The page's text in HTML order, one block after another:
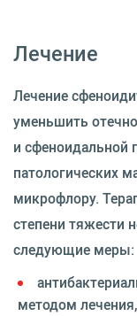
Лечение
Лечение
уменьшить
и сфеноидальной
патологических
микрофлору.
степени тяжести
следующие меры:
методом